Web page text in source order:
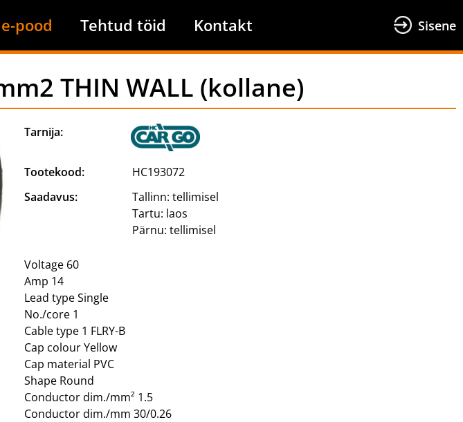
pood Tehtud töid Kontakt Sisene
THIN WALL (kollane)
Tarnija:
Tootekood:
HC193072
Saadavus:
Tallinn:tellimisel
Tartu: laos
Pärnu:tellimisel
Voltage 60
Amp 14
Lead type Single
No./core 1
Cable type 1 FLRY-B
Cap colour Yellow
Cap material PVC
Shape Round
Conductor dim./mm² 1.5
Conductor dim./mm 30/0.26